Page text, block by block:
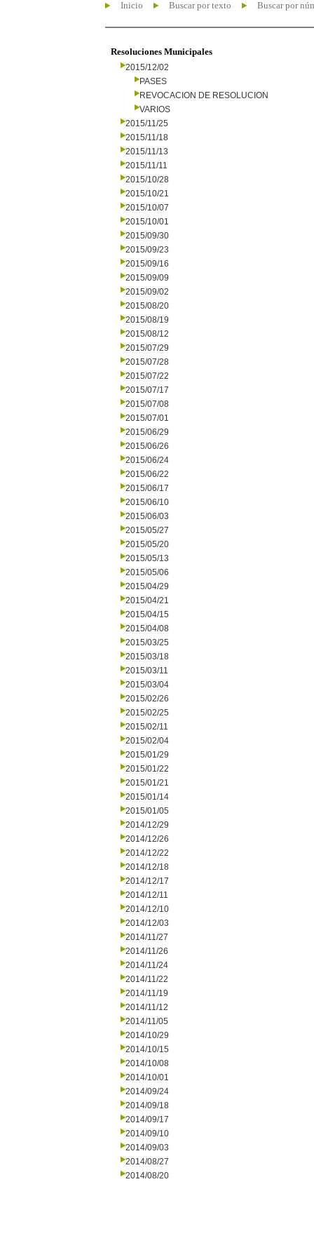
Inicio Buscar por texto Buscar por
Resoluciones Municipales
2015/12/02
PASES
REVOCACION DE RESOLUCION
VARIOS
2015/11/25
2015/11/18
2015/11/13
2015/11/11
2015/10/28
2015/10/21
2015/10/07
2015/10/01
2015/09/30
2015/09/23
2015/09/16
2015/09/09
2015/09/02
2015/08/20
2015/08/19
2015/08/12
2015/07/29
2015/07/28
2015/07/22
2015/07/17
2015/07/08
2015/07/01
2015/06/29
2015/06/26
2015/06/24
2015/06/22
2015/06/17
2015/06/10
2015/06/03
2015/05/27
2015/05/20
2015/05/13
2015/05/06
2015/04/29
2015/04/21
2015/04/15
2015/04/08
2015/03/25
2015/03/18
2015/03/11
2015/03/04
2015/02/26
2015/02/25
2015/02/11
2015/02/04
2015/01/29
2015/01/22
2015/01/21
2015/01/14
2015/01/05
2014/12/29
2014/12/26
2014/12/22
2014/12/18
2014/12/17
2014/12/11
2014/12/10
2014/12/03
2014/11/27
2014/11/26
2014/11/24
2014/11/22
2014/11/19
2014/11/12
2014/11/05
2014/10/29
2014/10/15
2014/10/08
2014/10/01
2014/09/24
2014/09/18
2014/09/17
2014/09/10
2014/09/03
2014/08/27
2014/08/20